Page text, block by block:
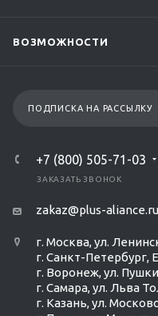
ВОЗМОЖНОСТИ
ПОДПИСКА НА РАССЫЛКУ
+7 (800) 505-71-03
ЗАКАЗАТЬ ЗВОНОК
zakaz@plus-aliance.ru
г. Москва, ул.
г. Санкт-Петербург,
г. Воронеж, ул.
г. Самара, ул. Льва
г. Казань, ул.